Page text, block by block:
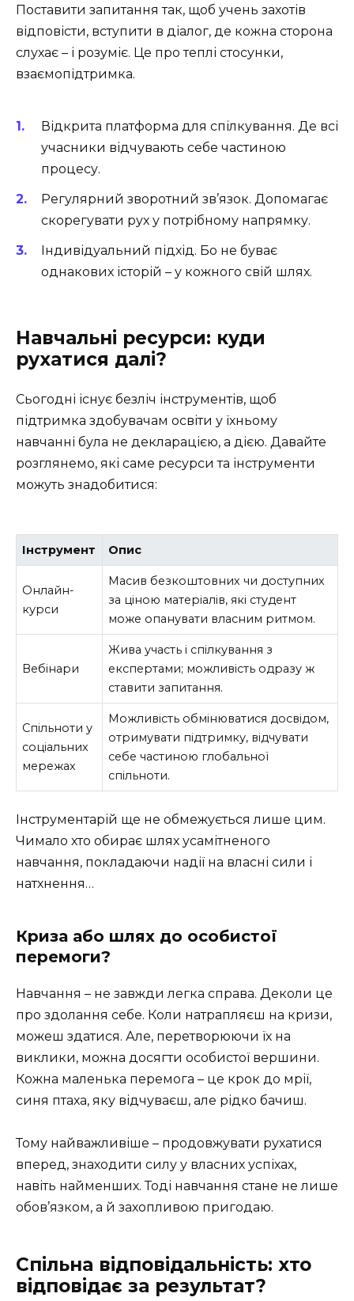
Поставити запитання так, щоб учень захотів
відповісти, вступити в діалог, де кожна сторона
слухає – і розуміє. Це про теплі стосунки,
взаємопідтримка.
Відкрита платформа для спілкування. Де всі
учасники відчувають себе частиною
процесу.
Регулярний зворотний зв’язок. Допомагає
скорегувати рух у потрібному напрямку.
Індивідуальний підхід. Бо не буває
однакових історій – у кожного свій шлях.
Навчальні ресурси: куди
рухатися далі?
Сьогодні існує безліч інструментів, щоб
підтримка здобувачам освіти у їхньому
навчанні була не декларацією, а дією. Давайте
розглянемо, які саме ресурси та інструменти
можуть знадобитися:
Інструмент Опис
Онлайн-
курси
Масив безкоштовних чи доступних
за ціною матеріалів, які студент
може опанувати власним ритмом.
Вебінари
Жива участь і спілкування з
експертами; можливість одразу ж
ставити запитання.
Спільноти у
соціальних
мережах
Можливість обмінюватися досвідом,
отримувати підтримку, відчувати
себе частиною глобальної
спільноти.
Інструментарій ще не обмежується лише цим.
Чимало хто обирає шлях усамітненого
навчання, покладаючи надії на власні сили і
натхнення…
Криза або шлях до особистої
перемоги?
Навчання – не завжди легка справа. Деколи це
про здолання себе. Коли натрапляєш на кризи,
можеш здатися. Але, перетворюючи їх на
виклики, можна досягти особистої вершини.
Кожна маленька перемога – це крок до мрії,
синя птаха, яку відчуваєш, але рідко бачиш.
Тому найважливіше – продовжувати рухатися
вперед, знаходити силу у власних успіхах,
навіть найменших. Тоді навчання стане не лише
обов’язком, а й захопливою пригодаю.
Спільна відповідальність: хто
відповідає за результат?